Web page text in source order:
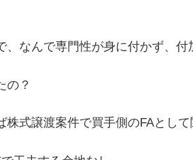
なんで専門性が身に付かず、付
の？
式譲渡案件で買手側のFAとして